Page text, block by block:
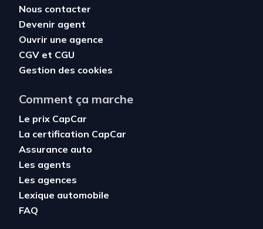
Nous contacter
Devenir agent
Ouvrir une agence
CGV et CGU
Gestion des cookies
Comment ça marche
Le prix CapCar
La certification CapCar
Assurance auto
Les agents
Les agences
Lexique automobile
FAQ